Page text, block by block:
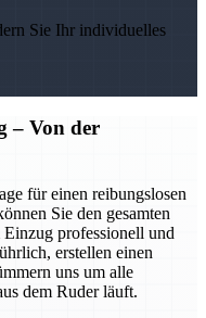
Sie Ihr individuelles
– Von der
für einen reibungslosen
Sie den gesamten
Einzug professionell und
erstellen einen
uns um alle
dem Ruder läuft.